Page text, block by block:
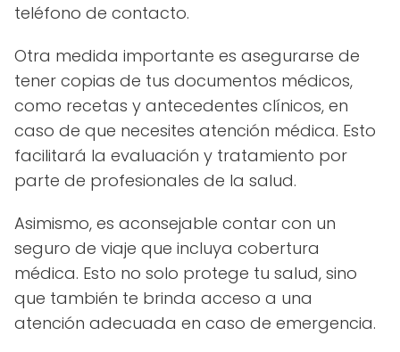
teléfono de contacto.
Otra medida importante es asegurarse de
tener copias de tus documentos médicos,
como recetas y antecedentes clínicos, en
caso de que necesites atención médica. Esto
facilitará la evaluación y tratamiento por
parte de profesionales de la salud.
Asimismo, es aconsejable contar con un
seguro de viaje que incluya cobertura
médica. Esto no solo protege tu salud, sino
que también te brinda acceso a una
atención adecuada en caso de emergencia.